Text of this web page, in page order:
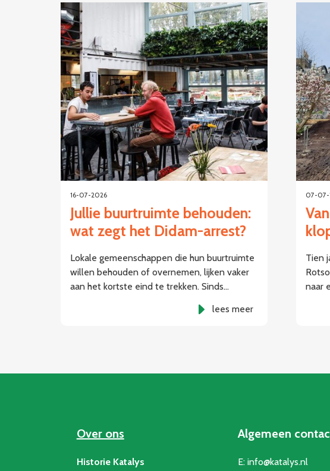
16-07-2026
Jullie buurtruimte behouden:
wat zegt het Didam-arrest?
Lokale gemeenschappen die hun buurtruimte
willen behouden of overnemen, lijken vaker
aan het kortste eind te trekken. Sinds…
lees meer
07-07-
Tien
naar
Over ons
Historie Katalys
Algemeen
E:info@katalys.nl